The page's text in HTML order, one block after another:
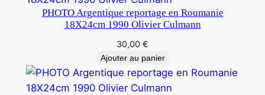
PHOTO Argentique reportage en Roumanie
18X24cm 1990 Olivier Culmann
30,00 €
Ajouter au panier